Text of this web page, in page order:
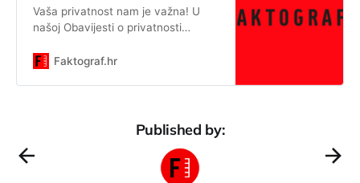
Vaša privatnost nam je važna! U
našoj Obavijesti o privatnosti
podataka obrađujemo, zbog čega to
uredbi o zaštiti podataka. 1. Voditelj
obrade Faktograf – udruga za
informiranu javnost, Ulica Franje
Petračića 6, 10000 Zagreb, OIB:
Faktograf.hr
Published by: